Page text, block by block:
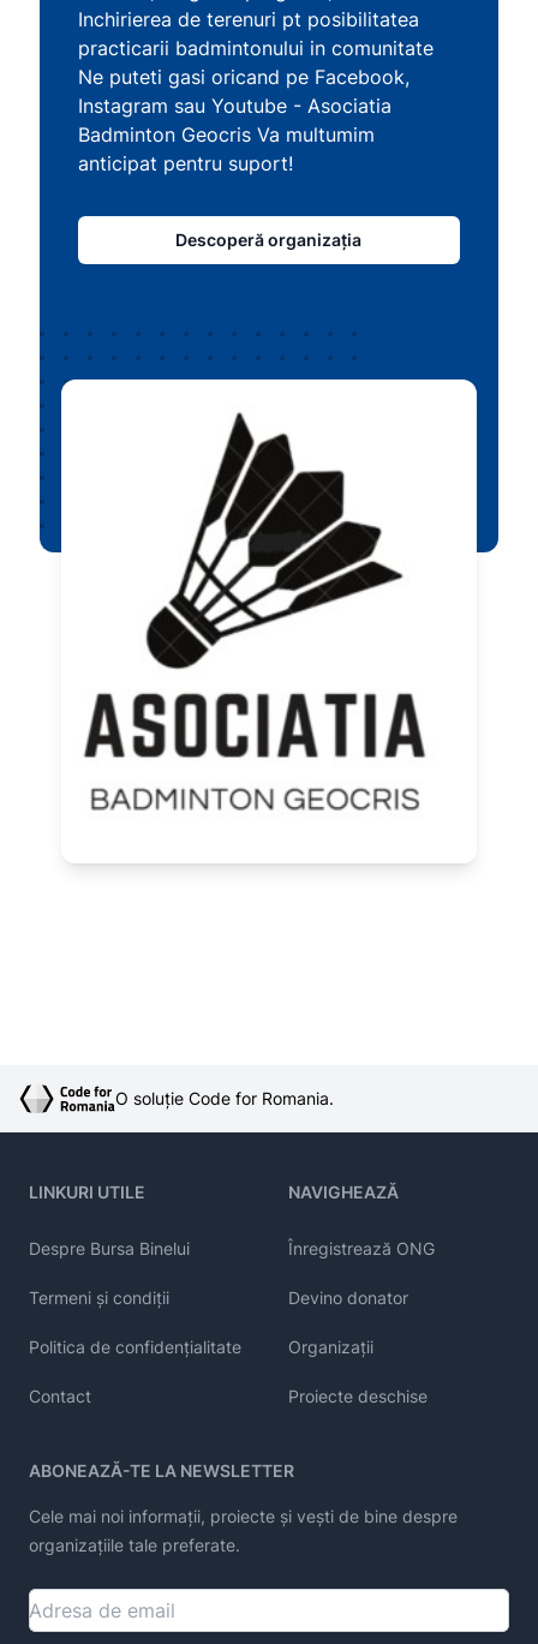
Inchirierea de terenuri pt posibilitatea
practicarii badmintonului in comunitate
Ne puteti gasi oricand pe Facebook,
Instagram sau Youtube - Asociatia
Badminton Geocris Va multumim
anticipat pentru suport!
Descoperă organizația
O soluție Code for Romania.
LINKURI UTILE
Despre Bursa Binelui
Termeni și condiții
Politica de confidențialitate
Contact
NAVIGHEAZĂ
Înregistrează ONG
Devino donator
Organizații
Proiecte deschise
ABONEAZĂ-TE LA NEWSLETTER
Cele mai noi informații, proiecte și vești de bine despre
organizațiile tale preferate.